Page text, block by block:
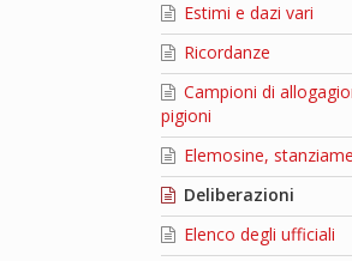
Estimi e dazi vari
Ricordanze
Campioni di
pigioni
Elemosine,
Deliberazioni
Elenco degli ufficiali